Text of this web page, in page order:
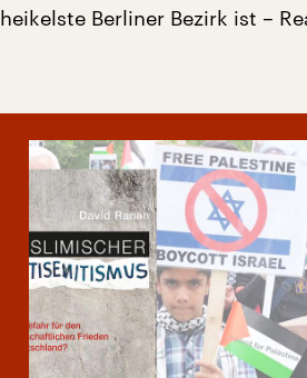
heikelste Berliner Bezirk ist –